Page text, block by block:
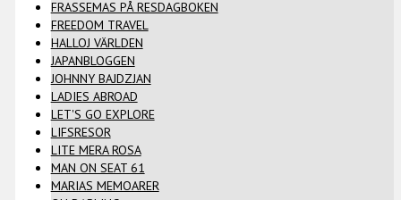
FRASSEMAS PÅ RESDAGBOKEN
FREEDOM TRAVEL
HALLOJ VÄRLDEN
JAPANBLOGGEN
JOHNNY BAJDZJAN
LADIES ABROAD
LET'S GO EXPLORE
LIFSRESOR
LITE MERA ROSA
MAN ON SEAT 61
MARIAS MEMOARER